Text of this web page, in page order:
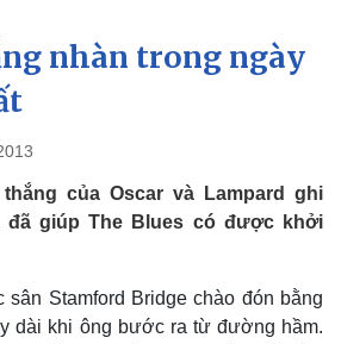
Xã hội
Việc làm
Biển đảo
nhàn trong ngày
của Oscar và Lampard ghi
giúp The Blues có được khởi
Stamford Bridge chào đón bằng
dài khi ông bước ra từ đường hầm.